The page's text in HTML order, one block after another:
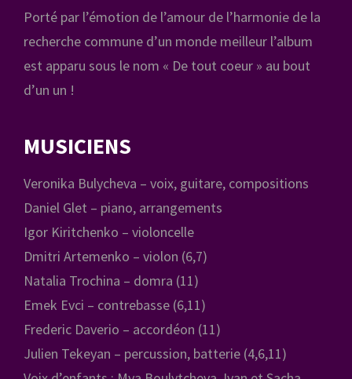
Porté par l’émotion de l’amour de l’harmonie de la
recherche commune d’un monde meilleur l’album
est apparu sous le nom « De tout coeur » au bout
d’un un !
MUSICIENS
Veronika Bulycheva – voix, guitare, compositions
Daniel Glet – piano, arrangements
Igor Kiritchenko – violoncelle
Dmitri Artemenko – violon (6,7)
Natalia Trochina – domra (11)
Emek Evci – contrebasse (6,11)
Frederic Daverio – accordéon (11)
Julien Tekeyan – percussion, batterie (4,6,11)